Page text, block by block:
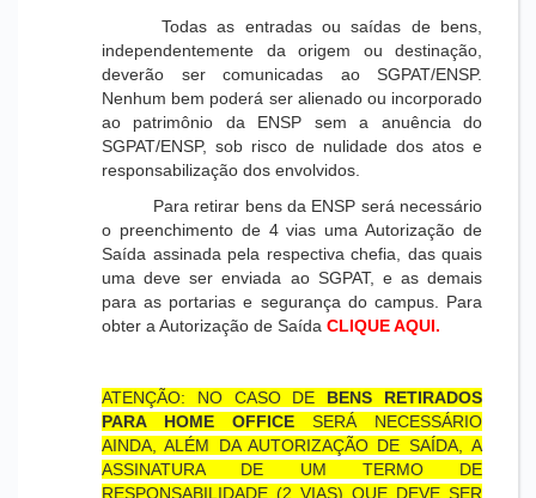
Todas as entradas ou saídas de bens,
independentemente da origem ou destinação,
deverão ser comunicadas ao SGPAT/ENSP.
Nenhum bem poderá ser alienado ou incorporado
ao patrimônio da ENSP sem a anuência do
SGPAT/ENSP, sob risco de nulidade dos atos e
responsabilização dos envolvidos.
Para retirar bens da ENSP será necessário
o preenchimento de 4 vias uma Autorização de
Saída assinada pela respectiva chefia, das quais
uma deve ser enviada ao SGPAT, e as demais
para as portarias e segurança do campus. Para
obter a Autorização de Saída CLIQUE AQUI.
ATENÇÃO: NO CASO DE BENS RETIRADOS
PARA HOME OFFICE SERÁ NECESSÁRIO
AINDA, ALÉM DA AUTORIZAÇÃO DE SAÍDA, A
ASSINATURA DE UM TERMO DE
RESPONSABILIDADE (2 VIAS) QUE DEVE SER